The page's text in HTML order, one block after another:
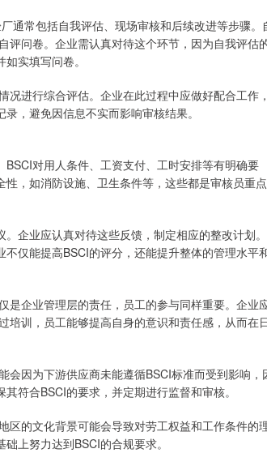
通常包括自我评估、现场审核和后续改进等步骤。
评问卷。企业需认真对待这个环节，因为自我评估
实填写问卷。
进行综合评估。企业在此过程中应做好配合工作，
，避免因信息不实而影响审核结果。
对用人条件、工资支付、工时安排等有明确要
，如消防设施、卫生条件等，这些都是审核员重点
企业应认真对待这些反馈，制定相应的整改计划。
仅能提高BSCI的评分，还能提升整体的管理水平
是企业管理层的责任，员工的参与同样重要。企业
培训，员工能够提高自身的意识和责任感，从而在
会因为下游供应商未能遵循BSCI标准而受到影响，
符合BSCI的要求，并定期进行监督和审核。
区的文化背景可能会导致对劳工权益和工作条件的
上努力达到BSCI的合规要求。